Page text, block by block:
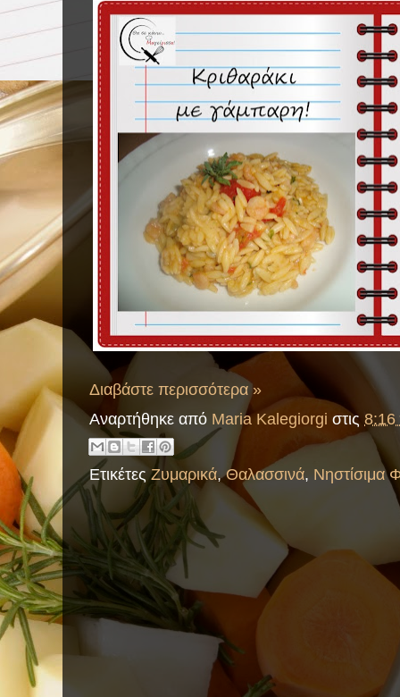
Διαβάστε περισσότερα »
Αναρτήθηκε από Maria Kalegiorgi στις 8:16
ΕτικέτεςΖυμαρικά,Θαλασσινά, Νηστίσιμα